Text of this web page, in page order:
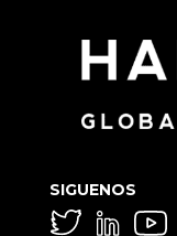
SIGUENOS